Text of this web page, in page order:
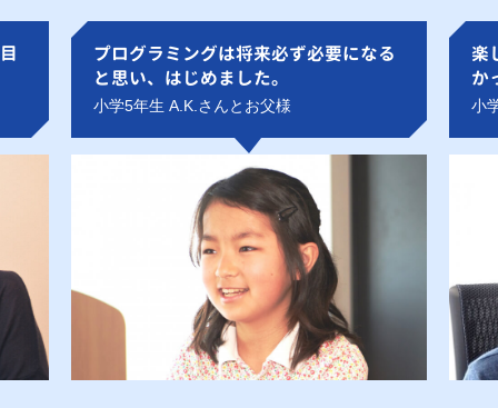
プログラミングは将来必ず必要になる
と思い、はじめました。
小学5年生 A.K.さんとお父様
楽
か
小